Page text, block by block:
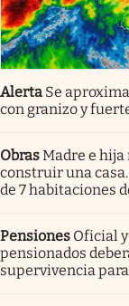
Alerta Se
con granizo y
ObrasMadre e
construir una
de 7 habitaciones
Pensiones Oficial
pensionados
supervivencia